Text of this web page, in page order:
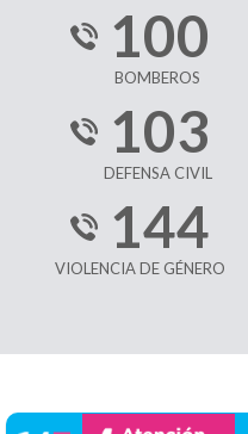
100
BOMBEROS
103
DEFENSA CIVIL
144
VIOLENCIA DE GÉNERO